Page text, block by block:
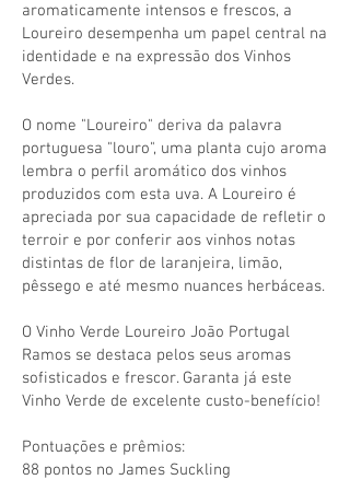
aromaticamente intensos e frescos, a
Loureiro desempenha um papel central na
identidade e na expressão dos Vinhos
Verdes.
O nome "Loureiro" deriva da palavra
portuguesa "louro", uma planta cujo aroma
lembra o perfil aromático dos vinhos
produzidos com esta uva. A Loureiro é
apreciada por sua capacidade de refletir o
terroir e por conferir aos vinhos notas
distintas de flor de laranjeira, limão,
pêssego e até mesmo nuances herbáceas.
O Vinho Verde Loureiro João Portugal
Ramos se destaca pelos seus aromas
sofisticados e frescor. Garanta já este
Vinho Verde de excelente custo-benefício!
Pontuações e prêmios:
88 pontos no James Suckling